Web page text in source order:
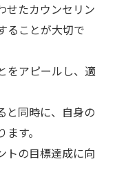
せたカウンセリン
ることが大切で
をアピールし、適
と同時に、自身の
す。
トの目標達成に向